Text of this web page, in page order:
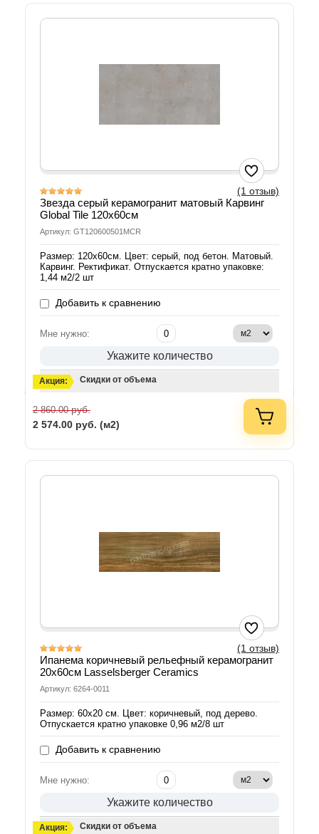
(1 отзыв)
Звезда серый керамогранит матовый Карвинг
Global Tile 120х60см
Артикул: GT120600501MCR
Размер: 120х60см. Цвет: серый, под бетон. Матовый.
Карвинг. Ректификат. Отпускается кратно упаковке:
1,44 м2/2 шт
Добавить к сравнению
Мне нужно:
Укажите количество
Акция: Скидки от объема
2 860.00руб.
2 574.00 руб. (м2)
(1 отзыв)
Ипанема коричневый рельефный керамогранит
20х60см Lasselsberger Ceramics
Артикул: 6264-0011
Размер: 60х20 см. Цвет: коричневый, под дерево.
Отпускается кратно упаковке 0,96 м2/8 шт
Добавить к сравнению
Мне нужно:
Укажите количество
Акция: Скидки от объема